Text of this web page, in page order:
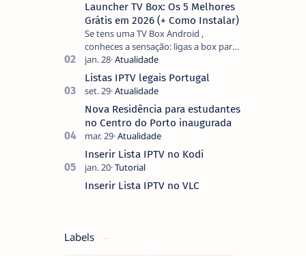
Launcher TV Box: Os 5 Melhores
Grátis em 2026 (+ Como Instalar)
Se tens uma TV Box Android ,
conheces a sensação: ligas a box para
ver um filme e o ecrã inicial está
coberto de sugestões que não
pediste, ban…
Listas IPTV legais Portugal
Nova Residência para estudantes
no Centro do Porto inaugurada
Inserir Lista IPTV no Kodi
Inserir Lista IPTV no VLC
Labels